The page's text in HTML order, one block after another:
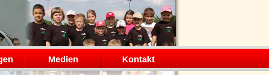
Medien Kontakt